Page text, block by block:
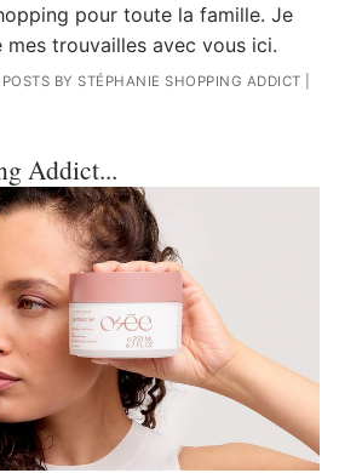
pour toute la famille. Je
mes trouvailles avec vous ici.
BY STÉPHANIE SHOPPING ADDICT
Addict...